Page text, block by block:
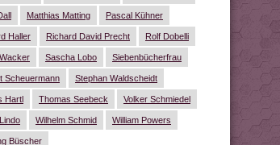
Matthias Matting Pascal Kühner
Haller Richard David Precht Rolf Dobelli
Sascha Lobo Siebenbücherfrau
Scheuermann Stephan Waldscheidt
Hartl Thomas Seebeck Volker Schmiedel
Wilhelm Schmid William Powers
Büscher